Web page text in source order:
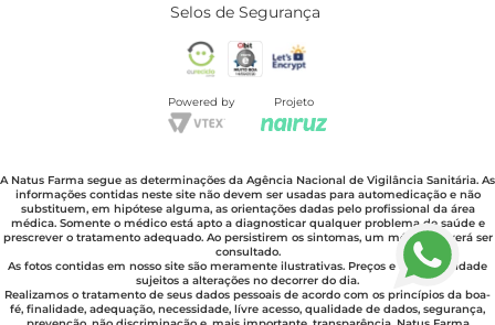
Selos de Segurança
Powered by Projeto
A Natus Farma segue as determinações da Agência Nacional de Vigilância Sanitária. As
informações contidas neste site não devem ser usadas para automedicação e não
substituem, em hipótese alguma, as orientações dadas pelo profissional da área
médica. Somente o médico está apto a diagnosticar qualquer problema de saúde e
prescrever o tratamento adequado. Ao persistirem os sintomas, um médico deverá ser
consultado.
As fotos contidas em nosso site são meramente ilustrativas. Preços e disponibilidade
sujeitos a alterações no decorrer do dia.
Realizamos o tratamento de seus dados pessoais de acordo com os princípios da boa-
fé, finalidade, adequação, necessidade, lívre acesso, qualidade de dados, segurança,